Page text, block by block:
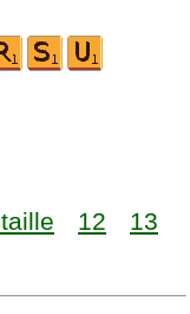
12
13